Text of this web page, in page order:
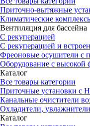
Приточно-вытяжные
Климатические
Вентиляция для бассейна
С рекуперацией
С рекуперацией и
Фреоновые осушители с
Оборудование с высокой
Каталог
Все товары категории
Приточные установки c
Канальные очистители
Охладители,
Каталог